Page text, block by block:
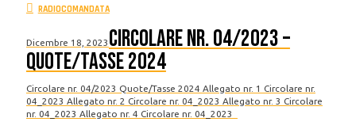
RADIOCOMANDATA
Dicembre 18, 2023 Circolare nr. 04/2023 –
Quote/Tasse 2024
Circolare nr. 04/2023 Quote/Tasse 2024 Allegato nr. 1 Circolare nr.
04_2023 Allegato nr. 2 Circolare nr. 04_2023 Allegato nr. 3 Circolare
nr. 04_2023 Allegato nr. 4 Circolare nr. 04_2023